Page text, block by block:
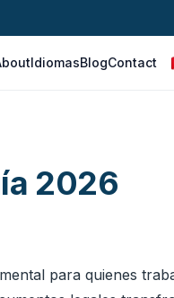
IdiomasBlogContact
2026
para quienes